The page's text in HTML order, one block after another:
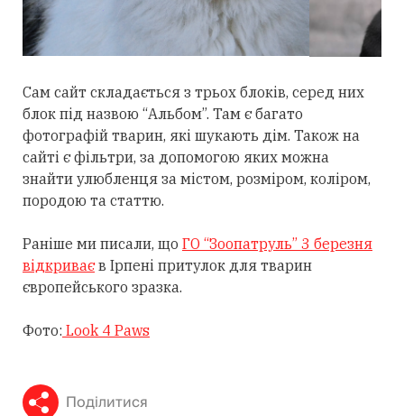
Сам сайт складається з трьох блоків, серед них
блок під назвою “Альбом”. Там є багато
фотографій тварин, які шукають дім. Також на
сайті є фільтри, за допомогою яких можна
знайти улюбленця за містом, розміром, коліром,
породою та статтю.
Раніше ми писали, що ГО “Зоопатруль” 3 березня
відкриваєв Ірпені притулок для тварин
європейського зразка.
Фото: Look 4 Paws
Поділитися